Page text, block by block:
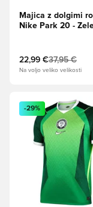
Majica z dolgimi
Nike Park 20 -
22,99 €37,95 €
Na voljo veliko velikosti
Odpre Modal za
-29%